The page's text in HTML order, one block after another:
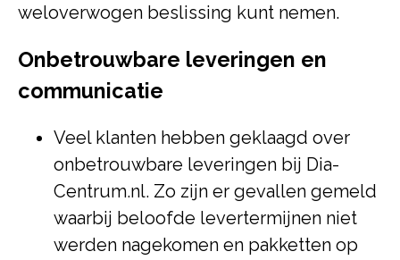
weloverwogen beslissing kunt nemen.
Onbetrouwbare leveringen en
communicatie
Veel klanten hebben geklaagd over
onbetrouwbare leveringen bij Dia-
Centrum.nl. Zo zijn er gevallen gemeld
waarbij beloofde levertermijnen niet
werden nagekomen en pakketten op